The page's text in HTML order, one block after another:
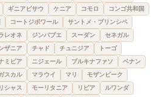
ギニアビサウ ケニア コモロ
コンゴ共和国
コートジボワール
サントメ・プリンシペ
レオネ ジンバブエ スーダン
セネガル
ザニア チャド チュニジア
トーゴ
ミビア ニジェール ブルキナファソ
ベナン
スカル マラウイ マリ
モザンビーク
シャス モーリタニア リビア
ルワンダ